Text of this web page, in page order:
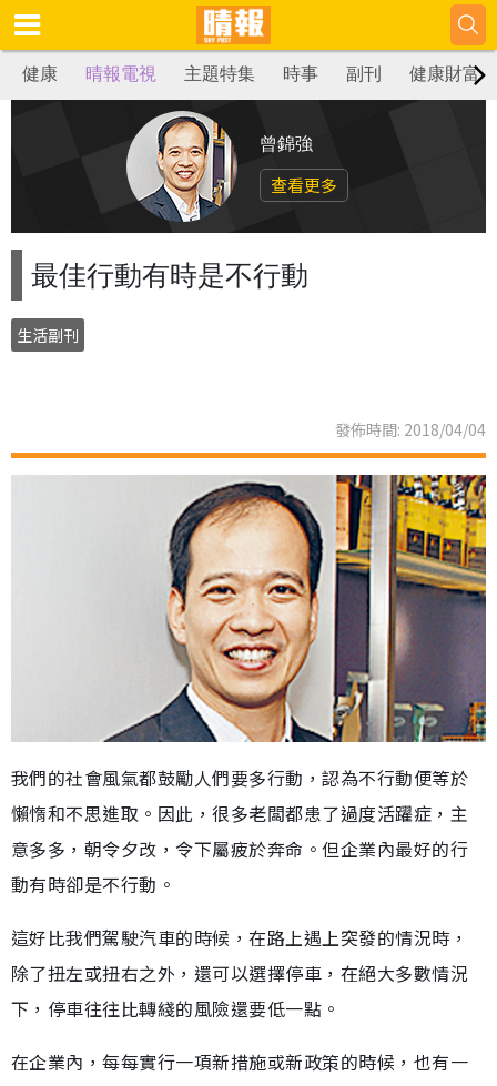
健康 晴報電視 主題特集 時事 副刊 健康財富
曾錦強
查看更多
最佳行動有時是不行動
生活副刊
發佈時間: 2018/04/04
我們的社會風氣都鼓勵人們要多行動，認為不行動便等於
懶惰和不思進取。因此，很多老闆都患了過度活躍症，主
意多多，朝令夕改，令下屬疲於奔命。但企業內最好的行
動有時卻是不行動。
這好比我們駕駛汽車的時候，在路上遇上突發的情況時，
除了扭左或扭右之外，還可以選擇停車，在絕大多數情況
下，停車往往比轉綫的風險還要低一點。
在企業內，每每實行一項新措施或新政策的時候，也有一